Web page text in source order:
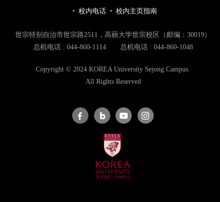
校内电话 校内主页指南
世宗特别自治市世宗路2511，高丽大学世宗校区（邮编：30019）
总机电话 : 044-860-1114
总机电话 : 044-860-1048
Copyright © 2024 KOREA University Sejong Campus.
All Rights Reserved